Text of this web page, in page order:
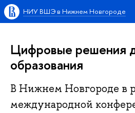
НИУ ВШЭ в Нижнем Новгороде
Цифровые решения
образования
В Нижнем Новгороде в
международной